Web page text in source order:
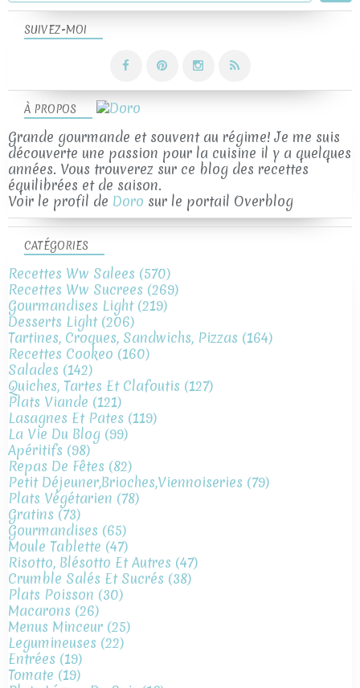
SUIVEZ-MOI
À PROPOS
Grande gourmande et souvent au régime! Je me suis
découverte une passion pour la cuisine il y a quelques
années. Vous trouverez sur ce blog des recettes
équilibrées et de saison.
Voir le profil de Doro sur le portail Overblog
CATÉGORIES
Recettes Ww Salees (570)
Recettes Ww Sucrees (269)
Gourmandises Light(219)
Desserts Light(206)
Tartines, Croques, Sandwichs, Pizzas (164)
Recettes Cookeo (160)
Salades (142)
Quiches, Tartes Et Clafoutis (127)
Plats Viande (121)
Lasagnes Et Pates (119)
La Vie Du Blog (99)
Apéritifs (98)
Repas De Fêtes (82)
Petit Déjeuner,brioches,viennoiseries (79)
Plats Végétarien (78)
Gratins (73)
Gourmandises (65)
Moule Tablette (47)
Risotto, Blésotto Et Autres (47)
Crumble Salés Et Sucrés (38)
Plats Poisson (30)
Macarons (26)
Menus Minceur (25)
Legumineuses (22)
Entrées (19)
Tomate (19)